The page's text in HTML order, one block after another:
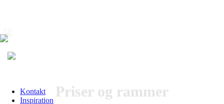
Kontakt
Inspiration
Priser og rammer